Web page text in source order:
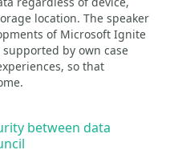
location. The speaker
of Microsoft Ignite
by own case
so that
between data